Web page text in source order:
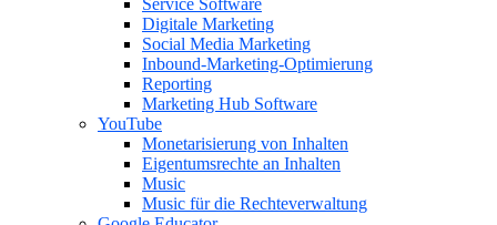
Service Software
Digitale Marketing
Social Media Marketing
Inbound-Marketing-Optimierung
Reporting
Marketing Hub Software
YouTube
Monetarisierung von Inhalten
Eigentumsrechte an Inhalten
Music
Music für die Rechteverwaltung